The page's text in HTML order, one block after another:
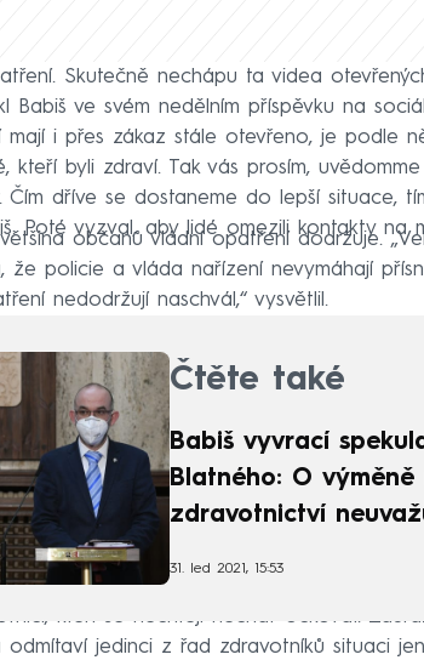
Skutečně nechápu ta videa
Babiš ve svém nedělním příspěvku na
mají i přes zákaz stále otevřeno, je podle
kteří byli zdraví. Tak vás prosím,
dříve se dostaneme do lepší situace,
Poté vyzval, aby lidé omezili kontakty na
občanů vládní opatření dodržuje.
že policie a vláda nařízení nevymáhají
nedodržují naschvál,“ vysvětlil.
Čtěte také
Babiš vyvrací
Blatného: O výměně
zdravotnictví
31. led 2021, 15:53
kteří se nechtějí nechat očkovat.
odmítaví jedinci z řad zdravotníků situaci